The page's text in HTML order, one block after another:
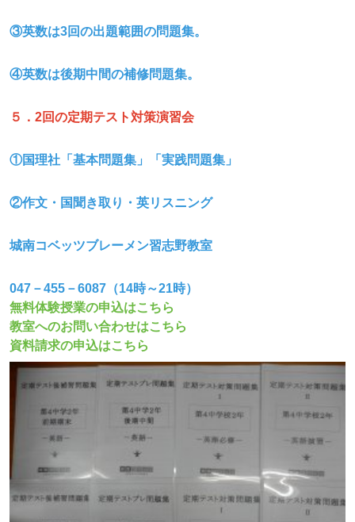
③英数は3回の出題範囲の問題集。
④英数は後期中間の補修問題集。
５．2回の定期テスト対策演習会
①国理社「基本問題集」「実践問題集」
②作文・国聞き取り・英リスニング
城南コベッツブレーメン習志野教室
047 －455 －6087 （14時～21時）
無料体験授業の申込はこちら
教室へのお問い合わせはこちら
資料請求の申込はこちら